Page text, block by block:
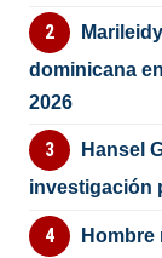
dominicana
2026
Hansel
investigación
Hombre